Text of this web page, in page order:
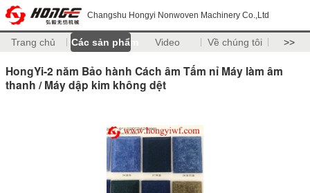
Changshu Hongyi Nonwoven Machinery Co.,Ltd
Trang chủ Các sản phẩm Video Về chúng tôi >>
HongYi-2 năm Bảo hành Cách âm Tấm nỉ Máy làm âm
thanh / Máy dập kim không dệt